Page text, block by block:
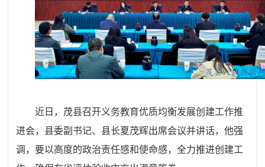
近日，茂县召开义务教育优质均衡发展创建工作推
进会，县委副书记、县长夏茂辉出席会议并讲话，他强
调，要以高度的政治责任感和使命感，全力推进创建工